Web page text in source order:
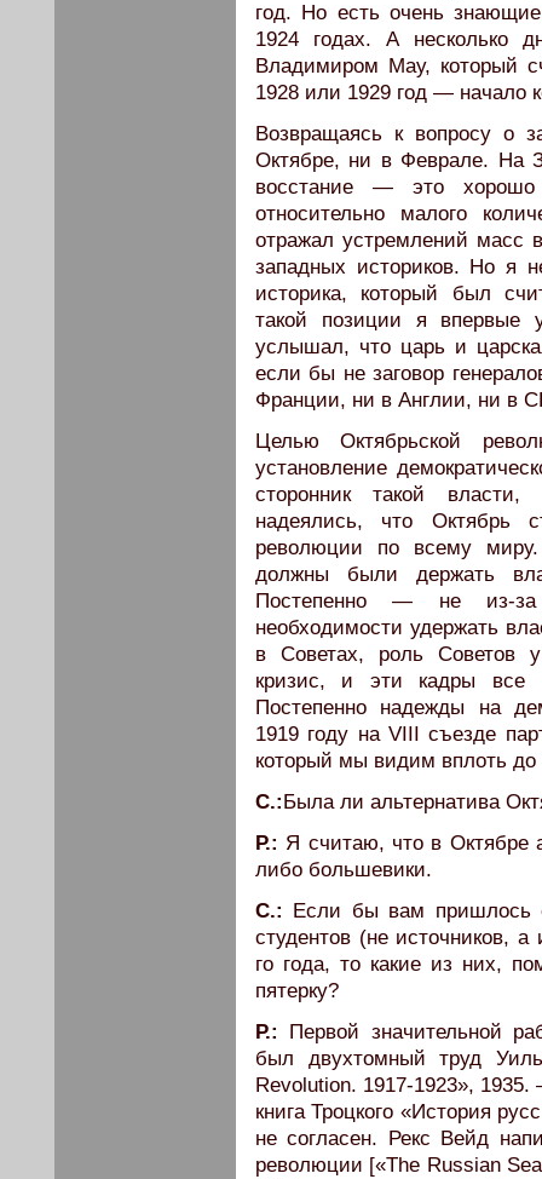
год. Но есть очень
1924 годах. А несколько
Владимиром Мау, который
1928 или 1929 год — начало
Возвращаясь к вопросу о
Октябре, ни в Феврале. На
восстание — это хорошо
относительно малого
отражал устремлений масс
западных историков. Но я
историка, который был
такой позиции я впервые
услышал, что царь и
если бы не заговор
Франции, ни в Англии, ни в
Целью Октябрьской
установление
сторонник такой
надеялись, что Октябрь
революции по всему
должны были держать
Постепенно — не из-за
необходимости удержать
в Советах, роль Советов
кризис, и эти кадры все
Постепенно надежды на
1919 году на VIII съезде
который мы видим вплоть
C.: Была ли альтернатива
Р.: Я считаю, что в Октябре
либо большевики.
C.:
Если бы вам пришлось
студентов (не источников,
го года, то какие из них,
пятерку?
Р.:
Первой значительной
был двухтомный труд
Revolution. 1917-1923»,
книга Троцкого «История
не согласен. Рекс Вейд
революции [«The Russian